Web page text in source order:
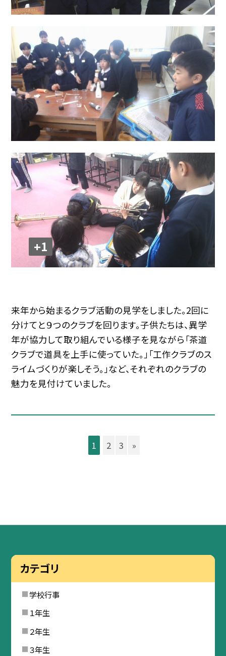
+1
来年から始まるクラブ活動の見学をしました。2回に
分けてと９つのクラブを回ります。子供たちは、異学
年が協力して取り組んでいる様子を見ながら「茶道
クラブで道具を上手に使っていた。」「工作クラブのス
ライムづくりが楽しそう。」など、それぞれのクラブの
魅力を見付けていました。
1 2 3 »
カテゴリ
学校行事
１年生
２年生
３年生